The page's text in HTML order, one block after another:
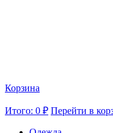
Корзина
Итого: 0 ₽ Перейти в